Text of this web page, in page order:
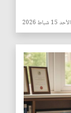
الأحد 15 شباط 2026